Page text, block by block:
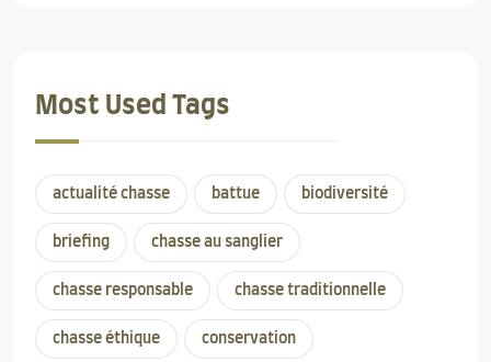
Most Used Tags
actualité chasse battue biodiversité
briefing chasse au sanglier
chasse responsable chasse traditionnelle
chasse éthique conservation